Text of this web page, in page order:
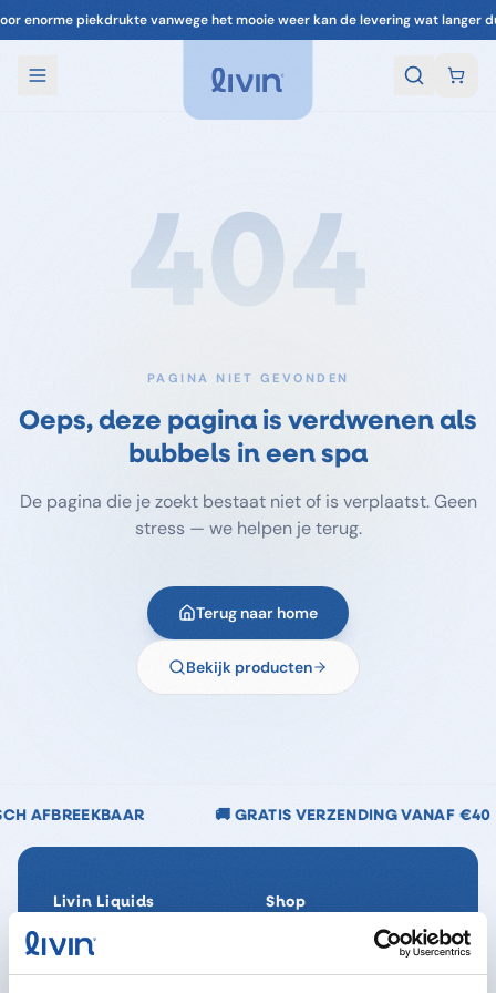
enorme piekdrukte vanwege het mooie weer kan de levering wat langer
404
PAGINA NIET GEVONDEN
Oeps, deze pagina is verdwenen als
bubbels in een spa
De pagina die je zoekt bestaat niet of is verplaatst. Geen
stress — we helpen je terug.
Terug naar home
Bekijk producten
🚚 GRATIS VERZENDING VANAF €40 🌿
Livin Liquids
Ons verhaal
Onze Impact
Shop
SpaReady